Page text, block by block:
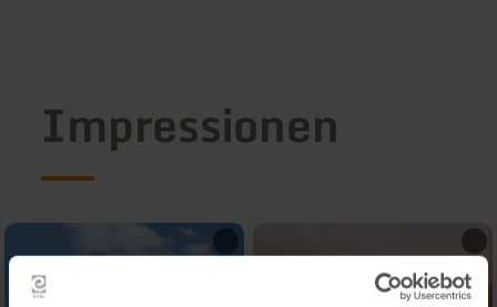
Impressionen